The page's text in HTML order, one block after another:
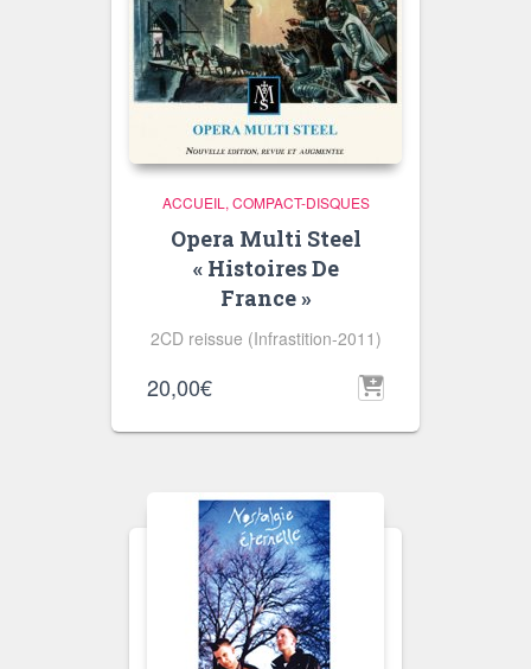
ACCUEIL COMPACT-DISQUES
Opera Multi Steel
« Histoires De
France »
2CD reissue (Infrastition-2011)
20,00€